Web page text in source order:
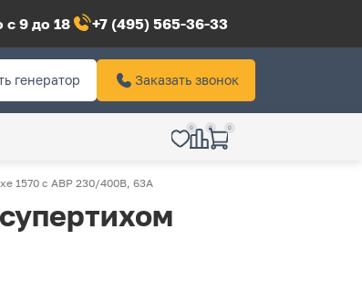
с 9 до 18 +7 (495) 565-36-33
генератор Заказать звонок
0 0 0
1570 с АВР 230/400В, 63А